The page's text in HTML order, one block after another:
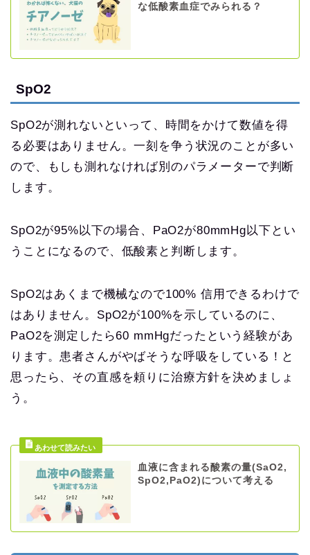
な低酸素血症でみられる？
SpO2
SpO2が測れないといって、時間をかけて数値を得
る必要はありません。一刻を争う状況のことが多い
ので、もしも測れなければ別のパラメーターで判断
します。
SpO2が95%以下の場合、PaO2が80mmHg以下とい
うことになるので、低酸素と判断します。
SpO2はあくまで機械なので100% 信用できるわけで
はありません。SpO2が100%を示しているのに、
PaO2を測定したら60 mmHgだったという経験があ
ります。患者さんがやばそうな呼吸をしている！と
思ったら、その直感を頼りに治療方針を決めましょ
う。
血液に含まれる酸素の量(SaO2,
SpO2,PaO2)について考える